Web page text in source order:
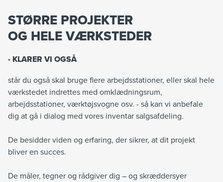
STØRRE PROJEKTER
OG HELE VÆRKSTEDER
- KLARER VI OGSÅ
står du også skal bruge flere arbejdsstationer, eller skal hele
værkstedet indrettes med omklædningsrum,
arbejdsstationer, værktøjsvogne osv. - så kan vi anbefale
dig at gå i dialog med vores inventar salgsafdeling.
De besidder viden og erfaring, der sikrer, at dit projekt
bliver en succes.
De måler, tegner og rådgiver dig – og skræddersyer